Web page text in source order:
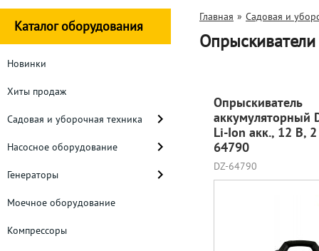
Каталог оборудования
Новинки
Хиты продаж
Садовая и уборочная техника
Насосное оборудование
Генераторы
Моечное оборудование
Компрессоры
Главная » Садовая и
Опрыскиватели
Опрыскиватель
аккумуляторный
Li-Ion акк., 12 В, 2
64790
DZ-64790